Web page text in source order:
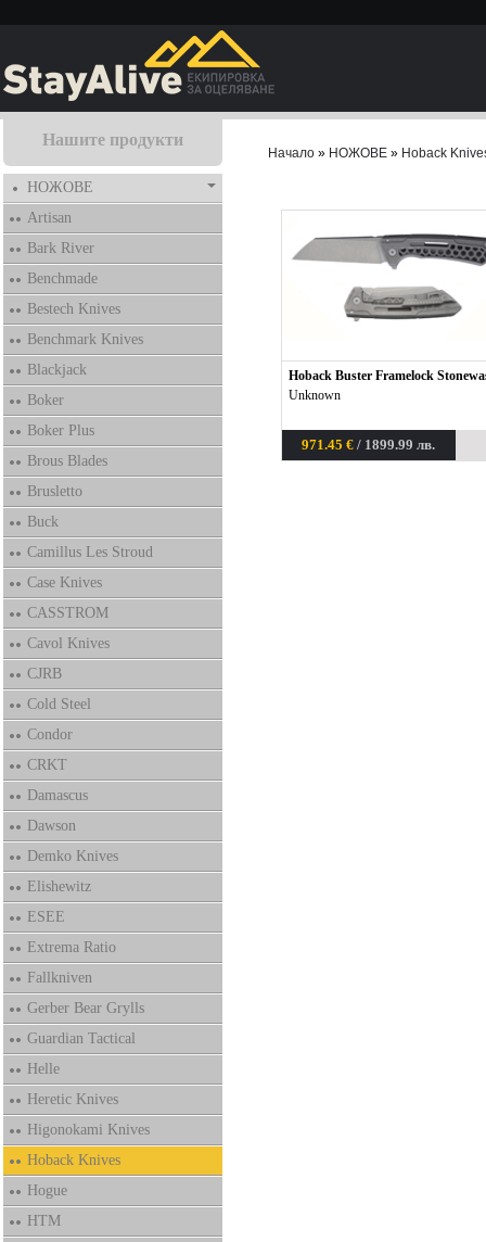
Нашите продукти
НОЖОВЕ
Artisan
Bark River
Benchmade
Bestech Knives
Benchmark Knives
Blackjack
Boker
Boker Plus
Brous Blades
Brusletto
Buck
Camillus Les Stroud
Case Knives
CASSTROM
Cavol Knives
CJRB
Cold Steel
Condor
CRKT
Damascus
Dawson
Demko Knives
Elishewitz
ESEE
Extrema Ratio
Fallkniven
Gerber Bear Grylls
Guardian Tactical
Helle
Heretic Knives
Higonokami Knives
Hoback Knives
Hogue
HTM
Начало» НОЖОВЕ» Hoback
Hoback Buster Framelock
Unknown
971.45 € / 1899.99 лв.